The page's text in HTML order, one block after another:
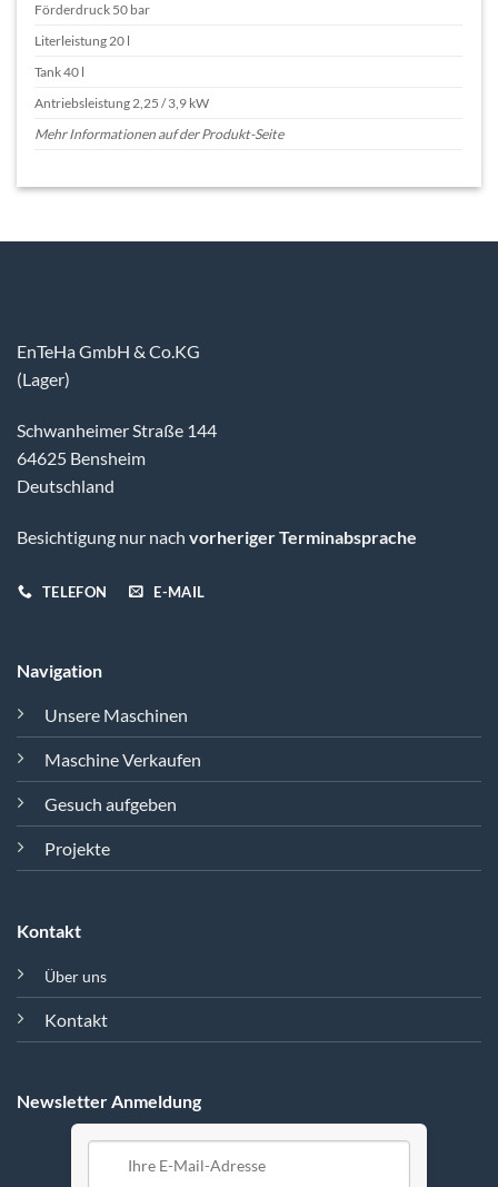
Förderdruck 50 bar
Literleistung 20 l
Tank 40 l
Antriebsleistung 2,25 / 3,9 kW
Mehr Informationen auf der Produkt-Seite
EnTeHa GmbH & Co.KG
(Lager)
Schwanheimer Straße 144
64625 Bensheim
Deutschland
Besichtigung nur nach vorheriger Terminabsprache
TELEFON E-MAIL
Navigation
Unsere Maschinen
Maschine Verkaufen
Gesuch aufgeben
Projekte
Kontakt
Über uns
Kontakt
Newsletter Anmeldung